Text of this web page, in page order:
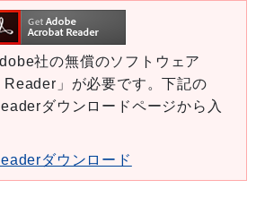
社の無償のソフトウェア
Reader」が必要です。下記の
ダウンロードページから入
ダウンロード